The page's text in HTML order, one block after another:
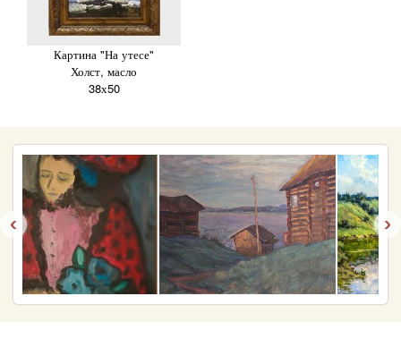
Картина "На утесе"
Холст, масло
38х50
‹ ›